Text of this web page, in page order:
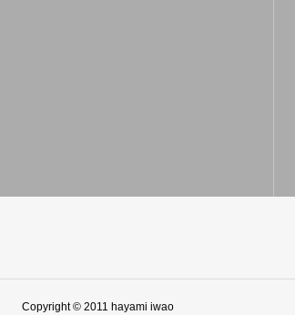
Copyright © 2011 hayami iwao